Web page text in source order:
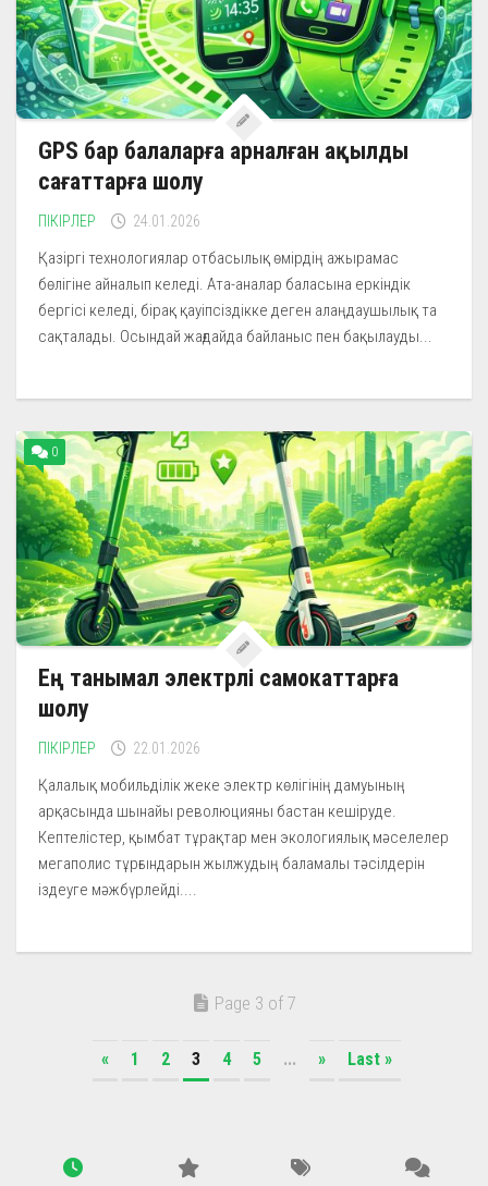
GPS бар балаларға арналған ақылды
сағаттарға шолу
ПІКІРЛЕР 24.01.2026
Қазіргі технологиялар отбасылық өмірдің ажырамас
бөлігіне айналып келеді. Ата-аналар баласына еркіндік
бергісі келеді, бірақ қауіпсіздікке деген алаңдаушылық та
сақталады. Осындай жағдайда байланыс пен бақылауды...
0
Ең танымал электрлі самокаттарға
шолу
ПІКІРЛЕР 22.01.2026
Қалалық мобильділік жеке электр көлігінің дамуының
арқасында шынайы революцияны бастан кешіруде.
Кептелістер, қымбат тұрақтар мен экологиялық мәселелер
мегаполис тұрғындарын жылжудың баламалы тәсілдерін
іздеуге мәжбүрлейді....
Page 3 of 7
« 1 2 3 4 5 ... » Last »